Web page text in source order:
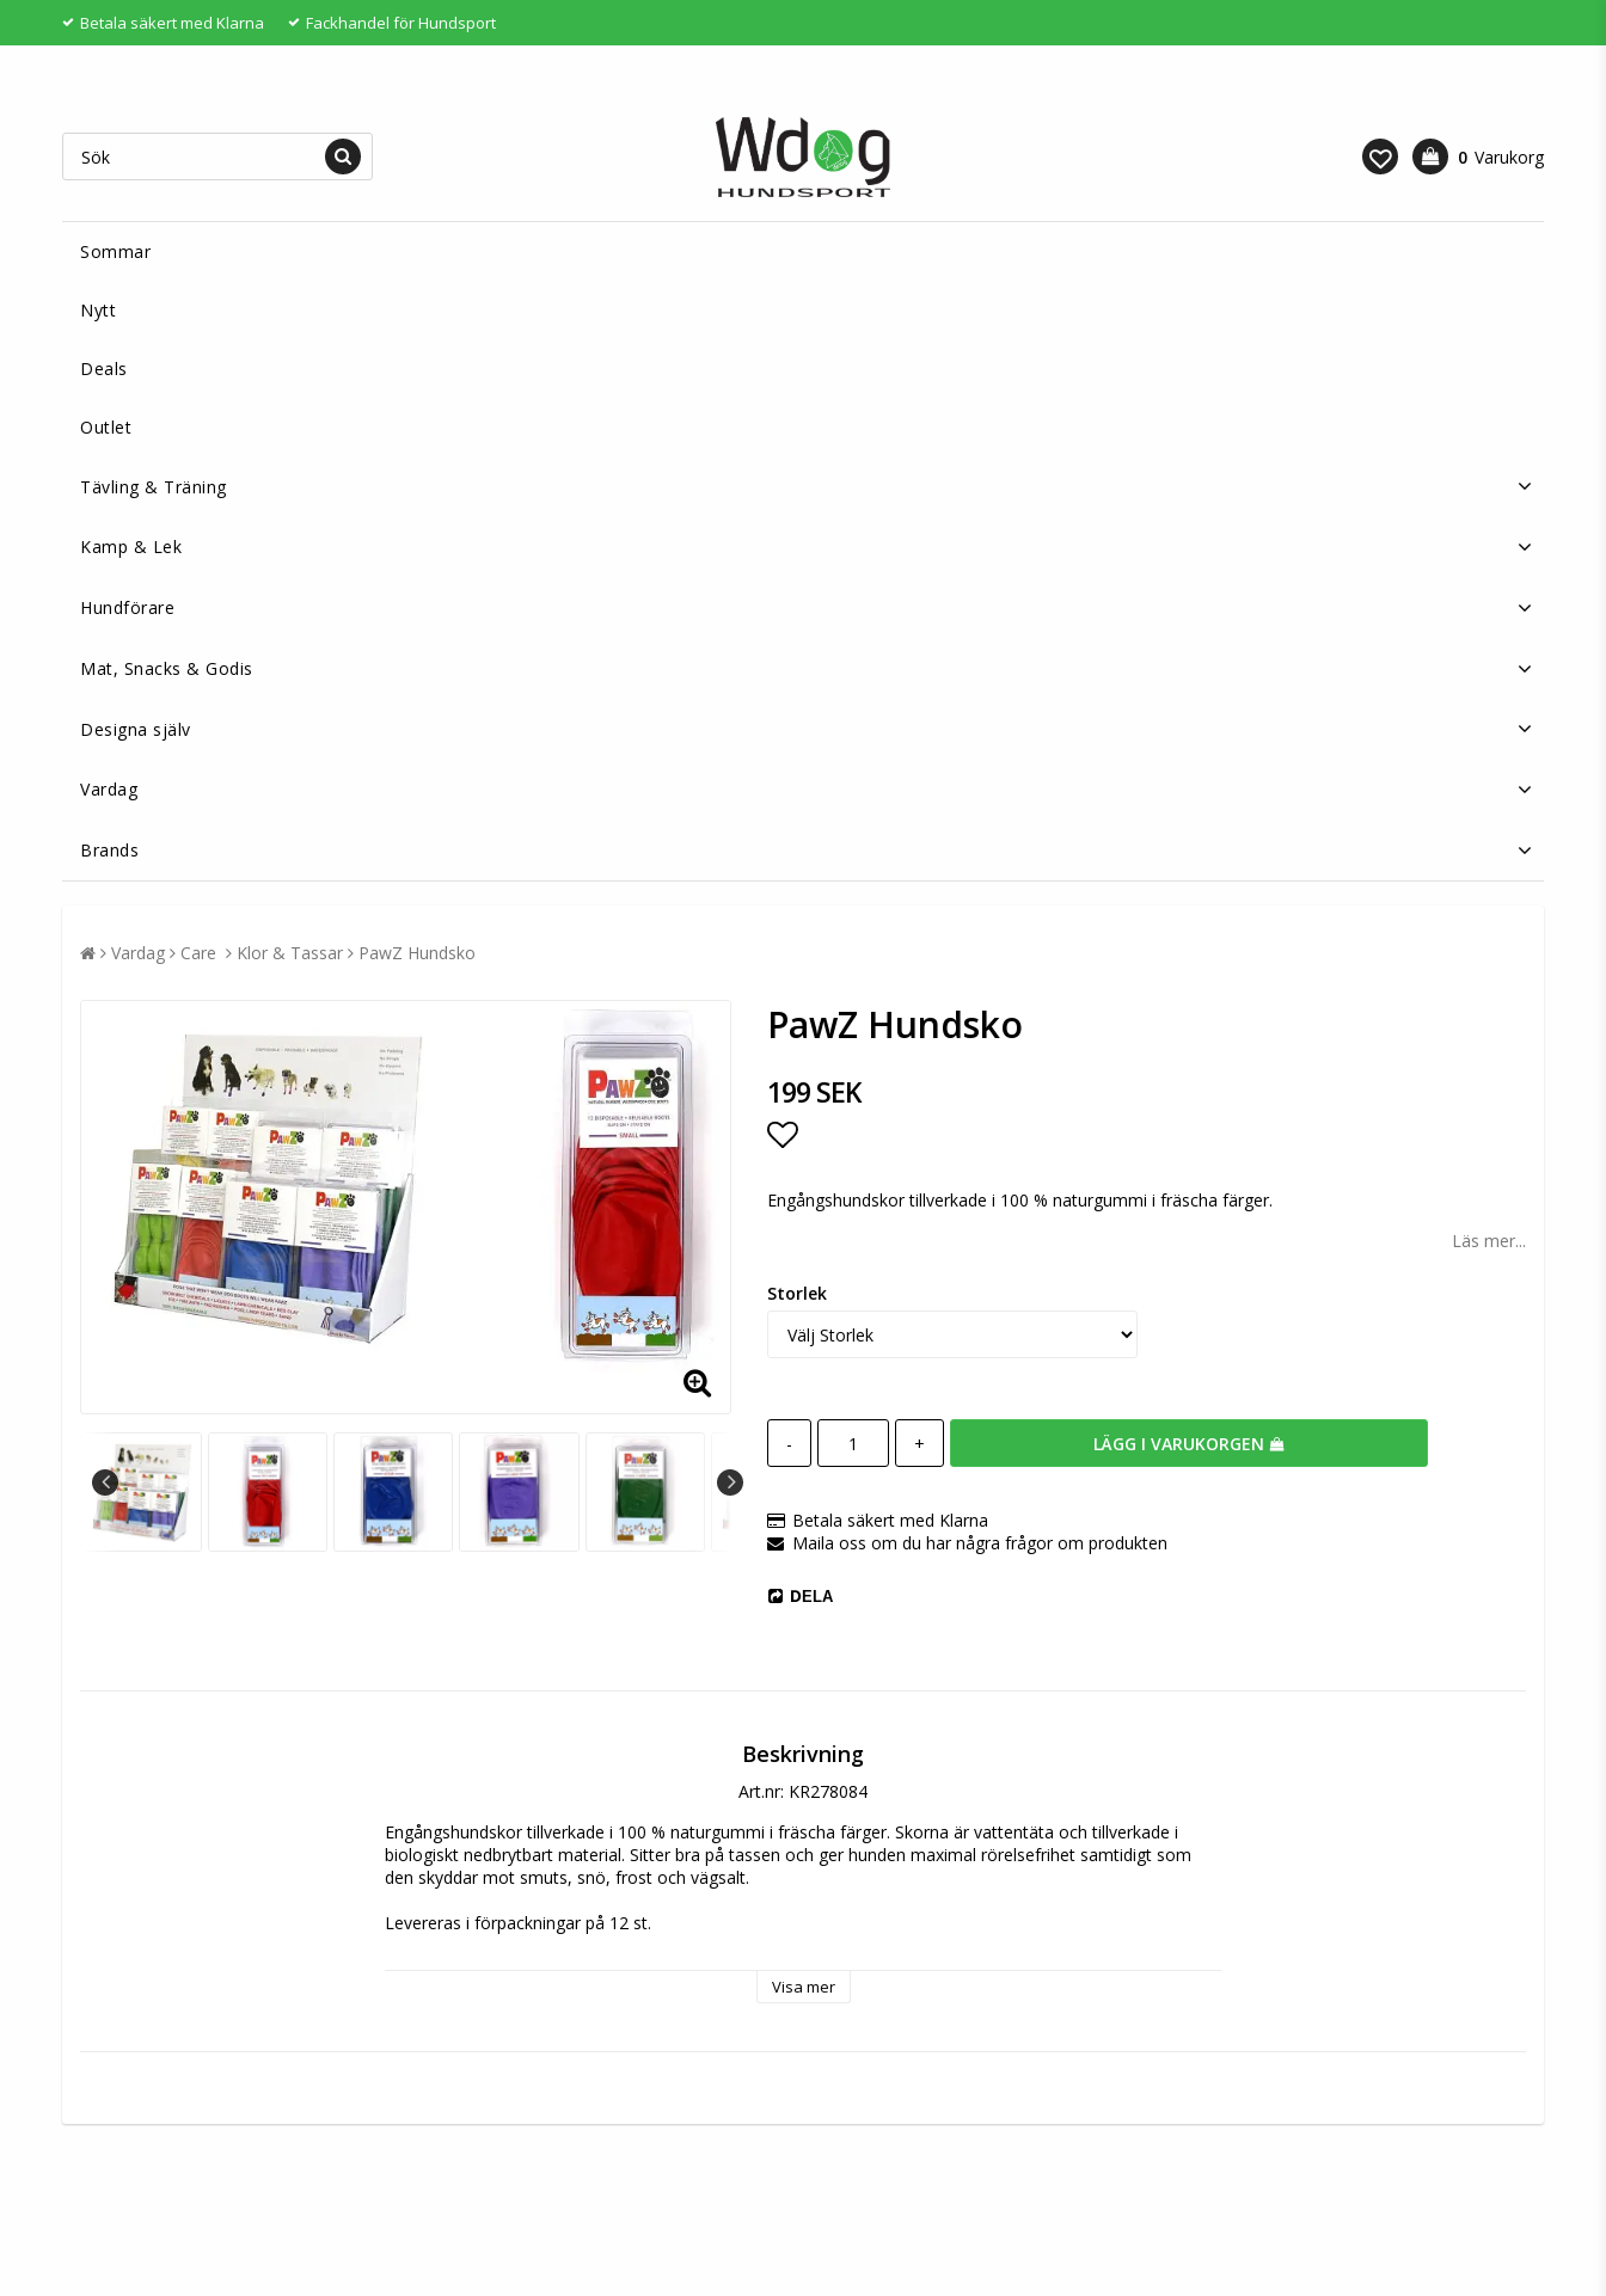
Betala säkert med Klarna Fackhandel för Hundsport
0 Varukorg
Sommar
Nytt
Deals
Outlet
Tävling & Träning
Kamp & Lek
Hundförare
Mat, Snacks & Godis
Designa själv
Vardag
Brands
Vardag Care Klor & Tassar PawZ Hundsko
PawZ Hundsko
199 SEK
Lägg till i favoritlistan
Engångshundskor tillverkade i 100 % naturgummi i fräscha färger.
Läs mer...
Storlek
- + LÄGG I VARUKORGEN
Betala säkert med Klarna
Maila oss om du har några frågor om produkten
DELA
Beskrivning
Art.nr: KR278084
Engångshundskor tillverkade i 100 % naturgummi i fräscha färger. Skorna är vattentäta och tillverkade i
biologiskt nedbrytbart material. Sitter bra på tassen och ger hunden maximal rörelsefrihet samtidigt som
den skyddar mot smuts, snö, frost och vägsalt.
Levereras i förpackningar på 12 st.
För bästa möjliga passform, mät tassen från botten av den stora hälkudden till spetsen på den längsta klo.
S: 6,4 cm
Visa mer